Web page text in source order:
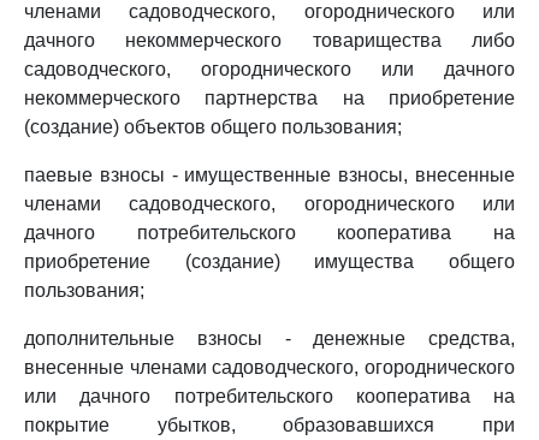
членами садоводческого, огороднического или
дачного некоммерческого товарищества либо
садоводческого, огороднического или дачного
некоммерческого партнерства на приобретение
(создание) объектов общего пользования;
паевые взносы - имущественные взносы, внесенные
членами садоводческого, огороднического или
дачного потребительского кооператива на
приобретение (создание) имущества общего
пользования;
дополнительные взносы - денежные средства,
внесенные членами садоводческого, огороднического
или дачного потребительского кооператива на
покрытие убытков, образовавшихся при